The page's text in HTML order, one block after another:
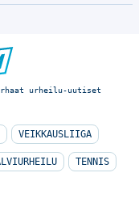
urheilu-uutiset
VEIKKAUSLIIGA
TENNIS